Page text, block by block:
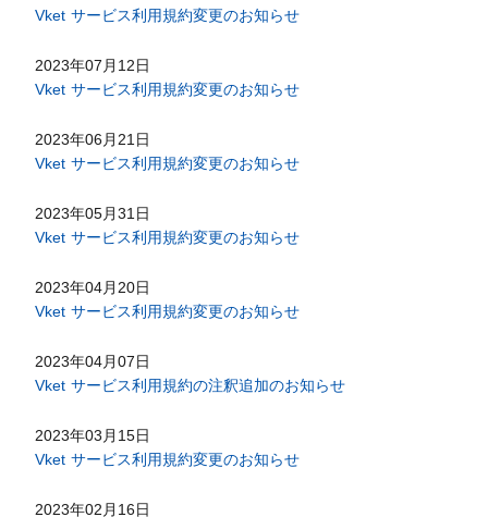
Vket サービス利用規約変更のお知らせ
2023年07月12日
Vket サービス利用規約変更のお知らせ
2023年06月21日
Vket サービス利用規約変更のお知らせ
2023年05月31日
Vket サービス利用規約変更のお知らせ
2023年04月20日
Vket サービス利用規約変更のお知らせ
2023年04月07日
Vket サービス利用規約の注釈追加のお知らせ
2023年03月15日
Vket サービス利用規約変更のお知らせ
2023年02月16日